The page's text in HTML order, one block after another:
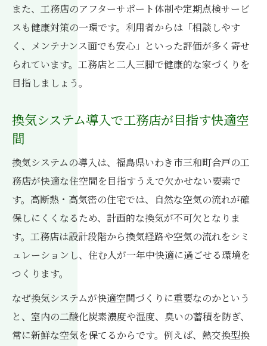
また、工務店のアフターサポート体制や定期点検サービ
スも健康対策の一環です。利用者からは「相談しやす
く、メンテナンス面でも安心」といった評価が多く寄せ
られています。工務店と二人三脚で健康的な家づくりを
目指しましょう。
換気システム導入で工務店が目指す快適空
間
換気システムの導入は、福島県いわき市三和町合戸の工
務店が快適な住空間を目指すうえで欠かせない要素で
す。高断熱・高気密の住宅では、自然な空気の流れが確
保しにくくなるため、計画的な換気が不可欠となりま
す。工務店は設計段階から換気経路や空気の流れをシミ
ュレーションし、住む人が一年中快適に過ごせる環境を
つくります。
なぜ換気システムが快適空間づくりに重要なのかという
と、室内の二酸化炭素濃度や湿度、臭いの蓄積を防ぎ、
常に新鮮な空気を保てるからです。例えば、熱交換型換